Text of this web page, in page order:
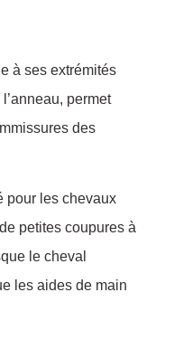
à ses extrémités
permet
des
pour les chevaux
petites coupures à
le cheval
les aides de main